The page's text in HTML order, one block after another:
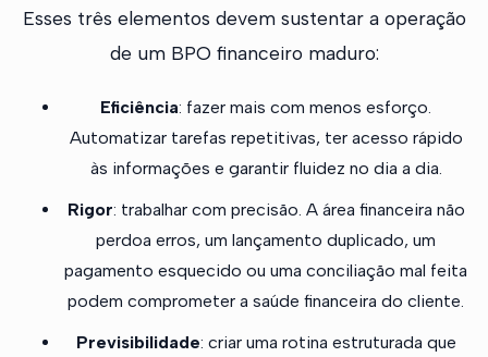
Esses três elementos devem sustentar a operação
de um BPO financeiro maduro:
Eficiência: fazer mais com menos esforço.
Automatizar tarefas repetitivas, ter acesso rápido
às informações e garantir fluidez no dia a dia.
Rigor: trabalhar com precisão. A área financeira não
perdoa erros, um lançamento duplicado, um
pagamento esquecido ou uma conciliação mal feita
podem comprometer a saúde financeira do cliente.
Previsibilidade: criar uma rotina estruturada que